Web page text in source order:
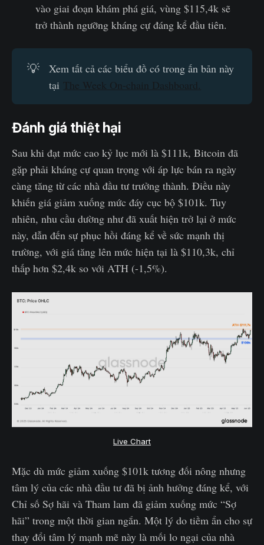
vào giai đoạn khám phá giá, vùng $115,4k sẽ
trở thành ngưỡng kháng cự đáng kể đầu tiên.
💡
Xem tất cả các biểu đồ có trong ấn bản này
tại The Week On-chain Dashboard.
Đánh giá thiệt hại
Sau khi đạt mức cao kỷ lục mới là $111k, Bitcoin đã
gặp phải kháng cự quan trọng với áp lực bán ra ngày
càng tăng từ các nhà đầu tư trưởng thành. Điều này
khiến giá giảm xuống mức đáy cục bộ $101k. Tuy
nhiên, nhu cầu dường như đã xuất hiện trở lại ở mức
này, dẫn đến sự phục hồi đáng kể về sức mạnh thị
trường, với giá tăng lên mức hiện tại là $110,3k, chỉ
thấp hơn $2,4k so với ATH (-1,5%).
Live Chart
Mặc dù mức giảm xuống $101k tương đối nông nhưng
tâm lý của các nhà đầu tư đã bị ảnh hưởng đáng kể, với
Chỉ số Sợ hãi và Tham lam đã giảm xuống mức “Sợ
hãi” trong một thời gian ngắn. Một lý do tiềm ẩn cho sự
thay đổi tâm lý mạnh mẽ này là mối lo ngại của nhà